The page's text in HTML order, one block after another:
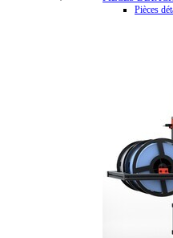
Pièces